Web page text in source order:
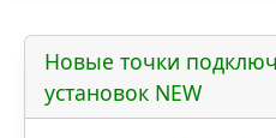
Новые точки
установок NEW